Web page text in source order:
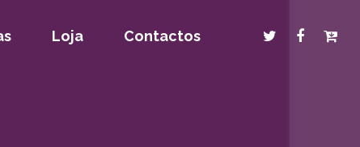
Loja Contactos